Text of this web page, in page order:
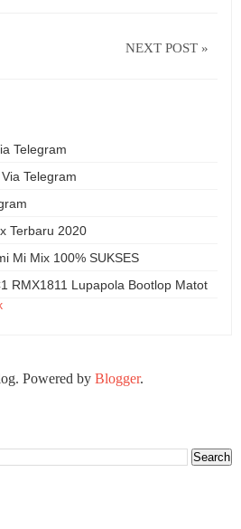
NEXT POST »
Telegram
Telegram
Terbaru 2020
Mi Mix 100% SUKSES
RMX1811 Lupapola Bootlop Matot
Powered by Blogger.